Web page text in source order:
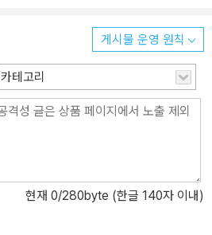
게시물 운영 원칙
카테고리
현재 0/280byte (한글 140자 이내)